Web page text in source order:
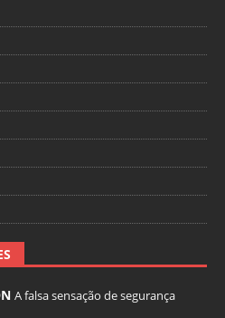
A falsa sensação de segurança